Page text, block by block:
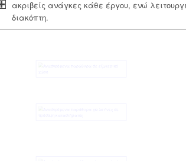
ακριβείς ανάγκες κάθε έργου, ενώ
διακόπτη.